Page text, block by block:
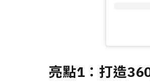
亮點1：打造